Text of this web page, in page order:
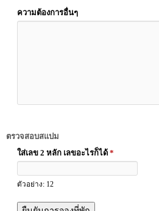
ความต้องการอื่นๆ
ตรวจสอบสแปม
ใส่เลข 2 หลัก เลขอะไรก็ได้ *
ตัวอย่าง: 12